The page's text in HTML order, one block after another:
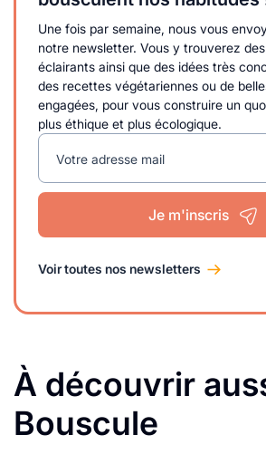
Une fois par semaine, nous vous
notre newsletter. Vous y trouverez
éclairants ainsi que des idées très
des recettes végétariennes ou de
engagées, pour vous construire un
plus éthique et plus écologique.
Votre adresse mail
Je m'inscris
Voir toutes nos newsletters
À découvrir
Bouscule